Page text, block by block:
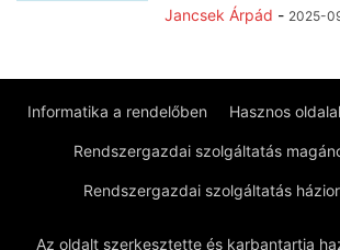
Jancsek Árpád - 2025-
Informatika a rendelőben Hasznos
Rendszergazdai szolgáltatás
Rendszergazdai szolgáltatás
Az oldalt szerkesztette és karbantartja